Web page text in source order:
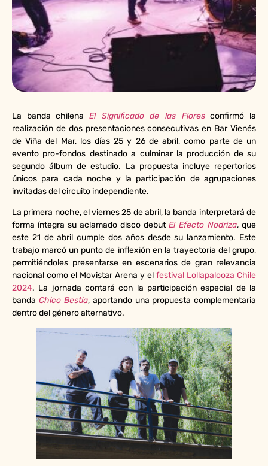
La banda chilena El Significado de las Floresconfirmó la
realización de dos presentaciones consecutivas en Bar Vienés
de Viña del Mar, los días 25 y 26 de abril, como parte de un
evento pro-fondos destinado a culminar la producción de su
segundo álbum de estudio. La propuesta incluye repertorios
únicos para cada noche y la participación de agrupaciones
invitadas del circuito independiente.
La primera noche, el viernes 25 de abril, la banda interpretará de
forma íntegra su aclamado disco debut El Efecto Nodriza, que
este 21 de abril cumple dos años desde su lanzamiento. Este
trabajo marcó un punto de inflexión en la trayectoria del grupo,
permitiéndoles presentarse en escenarios de gran relevancia
nacional como el Movistar Arena y el festival Lollapalooza Chile
2024. La jornada contará con la participación especial de la
banda Chico Bestia, aportando una propuesta complementaria
dentro del género alternativo.